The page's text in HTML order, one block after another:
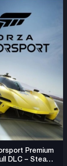
Premium
DLC – Steam